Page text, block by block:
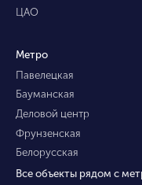
ЦАО
Метро
Павелецкая
Бауманская
Деловой центр
Фрунзенская
Белорусская
Все объекты рядом с